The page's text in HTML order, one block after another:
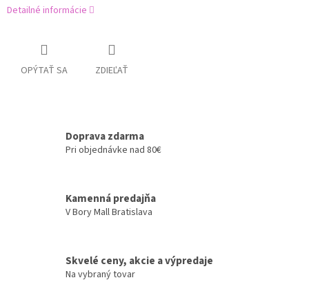
Detailné informácie
OPÝTAŤ SA ZDIEĽAŤ
Doprava zdarma
Pri objednávke nad 80€
Kamenná predajňa
V Bory Mall Bratislava
Skvelé ceny, akcie a výpredaje
Na vybraný tovar